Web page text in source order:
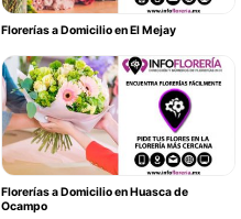
Florerías a Domicilio en El Mejay
Florerías a Domicilio en Huasca de
Ocampo